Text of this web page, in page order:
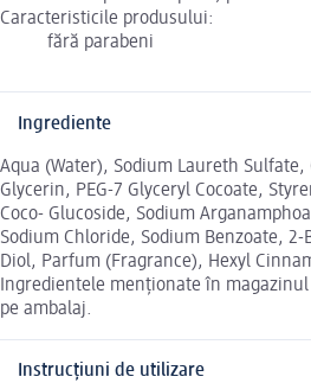
Caracteristicile produsului:
fără parabeni
Ingrediente
Aqua (Water), Sodium Laureth Sulfate,
Glycerin, PEG-7 Glyceryl Cocoate,
Coco- Glucoside, Sodium
Sodium Chloride, Sodium Benzoate,
Diol, Parfum (Fragrance), Hexyl
Ingredientele menționate în
pe ambalaj.
Instrucțiuni de utilizare